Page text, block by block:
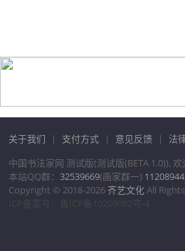
关于我们 | 支付方式 | 意见反馈 | 法
中国书法家网 测试版(测试版(BETA 1.0)), 欢
本站QQ群： 32539669(画家群一)
Copyright © 2018-2026 齐艺文化All